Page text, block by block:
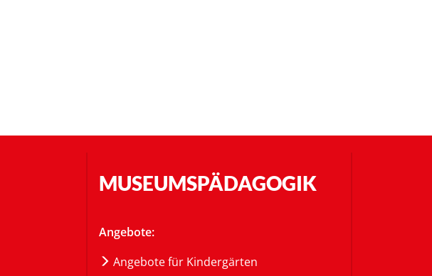
MUSEUMSPÄDAGOGIK
Angebote:
Angebote für Kindergärten